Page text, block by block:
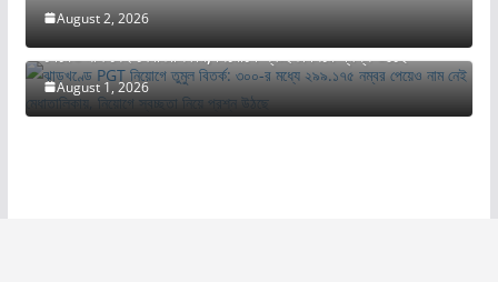
August 2, 2026
ঝাড়খণ্ডে PGT নিয়োগে তুমুল বিতর্ক: ৩০০-র মধ্যে ২৯৯.১৭৫ নম্বর
পেয়েও নাম নেই মেধাতালিকায়, নিয়োগে স্বচ্ছতা নিয়ে প্রশ্ন উঠছে
August 1, 2026